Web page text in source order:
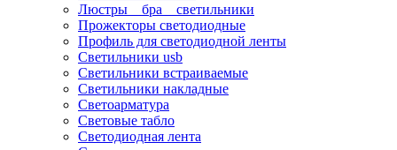
Люстры _ бра _ светильники
Прожекторы светодиодные
Профиль для светодиодной ленты
Светильники usb
Светильники встраиваемые
Светильники накладные
Светоарматура
Световые табло
Светодиодная лента